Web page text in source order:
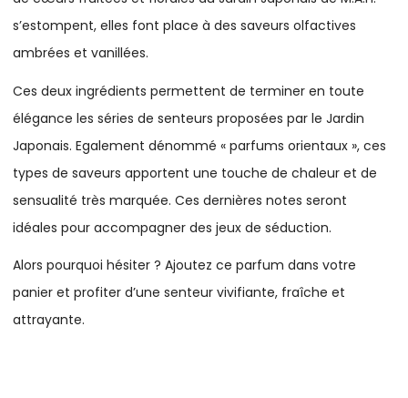
s’estompent, elles font place à des saveurs olfactives
ambrées et vanillées.
Ces deux ingrédients permettent de terminer en toute
élégance les séries de senteurs proposées par le Jardin
Japonais. Egalement dénommé « parfums orientaux », ces
types de saveurs apportent une touche de chaleur et de
sensualité très marquée. Ces dernières notes seront
idéales pour accompagner des jeux de séduction.
Alors pourquoi hésiter ? Ajoutez ce parfum dans votre
panier et profiter d’une senteur vivifiante, fraîche et
attrayante.